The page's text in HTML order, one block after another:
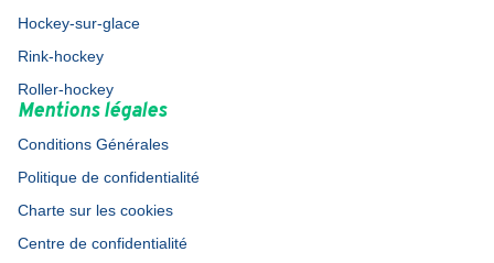
Hockey-sur-glace
Rink-hockey
Roller-hockey
Mentions légales
Conditions Générales
Politique de confidentialité
Charte sur les cookies
Centre de confidentialité